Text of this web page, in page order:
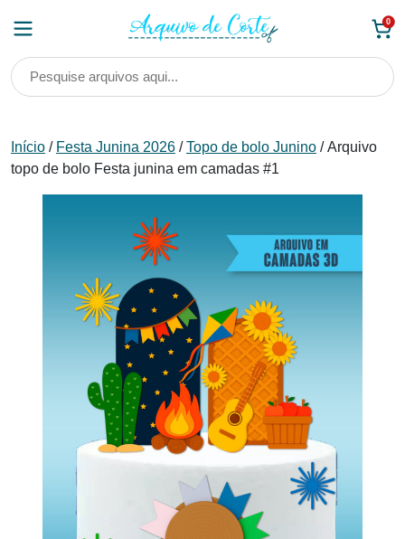
0
Início / Festa Junina 2026 /Topo de bolo Junino / Arquivo
topo de bolo Festa junina em camadas #1